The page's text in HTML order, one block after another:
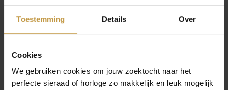
Toestemming Details Over
Cookies
We gebruiken cookies om jouw zoektocht naar het
perfecte sieraad of horloge zo makkelijk en leuk mogelijk
Stap 2 Klap de hanger open